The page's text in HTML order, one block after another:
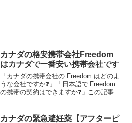
カナダの格安携帯会社Freedom
はカナダで一番安い携帯会社です
「カナダの携帯会社の Freedom はどのよ
うな会社ですか❓」「日本語で Freedom
の携帯の契約はできますか❓」この記事は
バーに4年間在住している Yuta...
カナダの緊急避妊薬【アフターピ